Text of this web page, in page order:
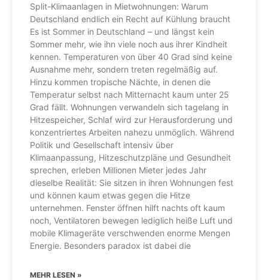
Split-Klimaanlagen in Mietwohnungen: Warum
Deutschland endlich ein Recht auf Kühlung braucht
Es ist Sommer in Deutschland – und längst kein
Sommer mehr, wie ihn viele noch aus ihrer Kindheit
kennen. Temperaturen von über 40 Grad sind keine
Ausnahme mehr, sondern treten regelmäßig auf.
Hinzu kommen tropische Nächte, in denen die
Temperatur selbst nach Mitternacht kaum unter 25
Grad fällt. Wohnungen verwandeln sich tagelang in
Hitzespeicher, Schlaf wird zur Herausforderung und
konzentriertes Arbeiten nahezu unmöglich. Während
Politik und Gesellschaft intensiv über
Klimaanpassung, Hitzeschutzpläne und Gesundheit
sprechen, erleben Millionen Mieter jedes Jahr
dieselbe Realität: Sie sitzen in ihren Wohnungen fest
und können kaum etwas gegen die Hitze
unternehmen. Fenster öffnen hilft nachts oft kaum
noch, Ventilatoren bewegen lediglich heiße Luft und
mobile Klimageräte verschwenden enorme Mengen
Energie. Besonders paradox ist dabei die
MEHR LESEN »